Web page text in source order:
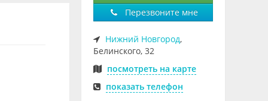
Перезвоните мне
Нижний Новгород,
Белинского, 32
посмотреть на карте
показать телефон